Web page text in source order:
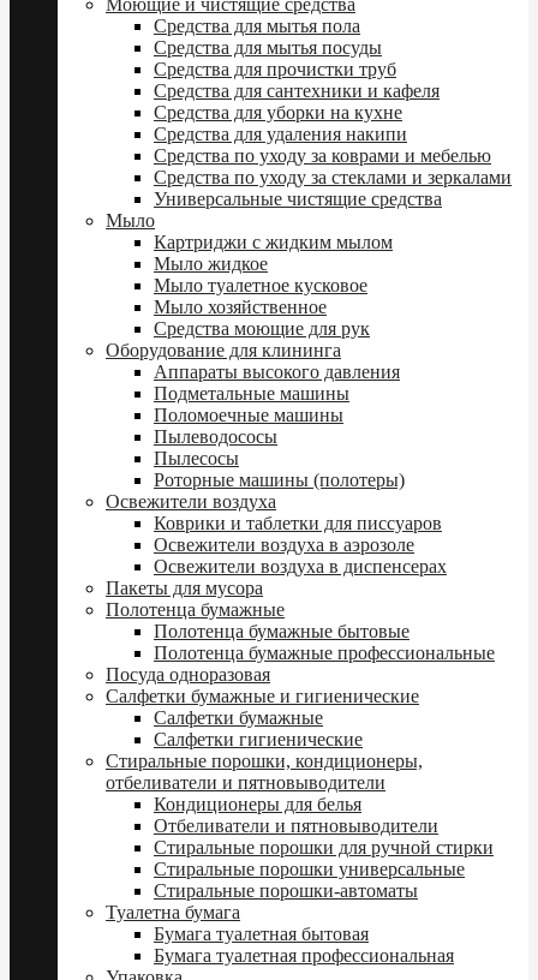
Средства для мытья пола
Средства для мытья посуды
Средства для прочистки труб
Средства для сантехники и кафеля
Средства для уборки на кухне
Средства для удаления накипи
Средства по уходу за коврами и мебелью
Средства по уходу за стеклами и зеркалами
Универсальные чистящие средства
Мыло
Картриджи с жидким мылом
Мыло жидкое
Мыло туалетное кусковое
Мыло хозяйственное
Средства моющие для рук
Оборудование для клининга
Аппараты высокого давления
Подметальные машины
Поломоечные машины
Пылеводососы
Пылесосы
Роторные машины (полотеры)
Освежители воздуха
Коврики и таблетки для писсуаров
Освежители воздуха в аэрозоле
Освежители воздуха в диспенсерах
Пакеты для мусора
Полотенца бумажные
Полотенца бумажные бытовые
Полотенца бумажные профессиональные
Посуда одноразовая
Салфетки бумажные и гигиенические
Салфетки бумажные
Салфетки гигиенические
Стиральные порошки, кондиционеры,
отбеливатели и пятновыводители
Кондиционеры для белья
Отбеливатели и пятновыводители
Стиральные порошки для ручной стирки
Стиральные порошки универсальные
Стиральные порошки-автоматы
Туалетна бумага
Бумага туалетная бытовая
Бумага туалетная профессиональная